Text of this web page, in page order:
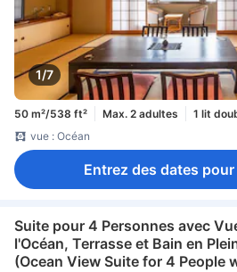
1/7
50 m²/538 ft² Max. 2 adultes
1 lit
vue : Océan
Entrez des dates
Suite pour 4 Personnes avec
l'Océan, Terrasse et Bain en
(Ocean View Suite for 4 People